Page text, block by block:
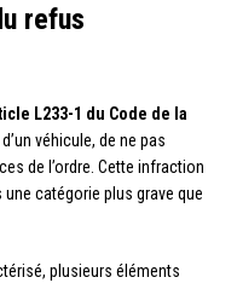
refus
L233-1 du Code de la
véhicule, de ne pas
de l’ordre. Cette infraction
une catégorie plus grave que
plusieurs éléments